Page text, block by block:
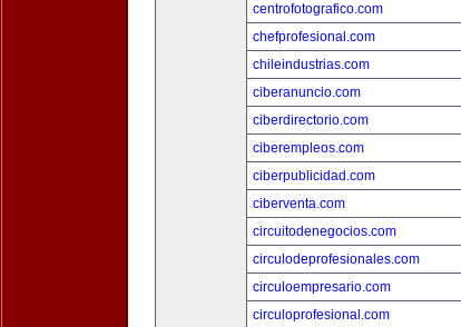
centrofotografico.com
chefprofesional.com
chileindustrias.com
ciberanuncio.com
ciberdirectorio.com
ciberempleos.com
ciberpublicidad.com
ciberventa.com
circuitodenegocios.com
circulodeprofesionales.com
circuloempresario.com
circuloprofesional.com